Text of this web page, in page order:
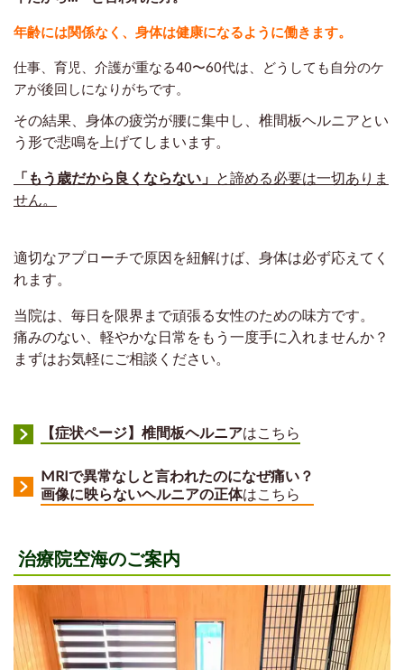
年齢には関係なく、身体は健康になるように働きます。
仕事、育児、介護が重なる40〜60代は、どうしても自分のケ
アが後回しになりがちです。
その結果、身体の疲労が腰に集中し、椎間板ヘルニアとい
う形で悲鳴を上げてしまいます。
「もう歳だから良くならない」 と諦める必要は一切ありま
せん。
適切なアプローチで原因を紐解けば、身体は必ず応えてく
れます。
当院は、毎日を限界まで頑張る女性のための味方です。
痛みのない、軽やかな日常をもう一度手に入れませんか？
まずはお気軽にご相談ください。
【症状ページ】椎間板ヘルニアはこちら
MRIで異常なしと言われたのになぜ痛い？
画像に映らないヘルニアの正体はこちら
治療院空海のご案内